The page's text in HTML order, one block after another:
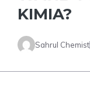
KIMIA?
Sahrul Chemist